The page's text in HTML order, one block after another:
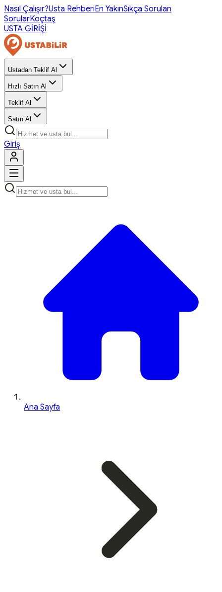
Nasıl Çalışır?Usta RehberiEn YakınSıkça Sorulan
SorularKoçtaş
USTA GİRİŞİ
Ustadan Teklif Al
Hızlı Satın Al
Teklif Al
Satın Al
Giriş
Ana Sayfa